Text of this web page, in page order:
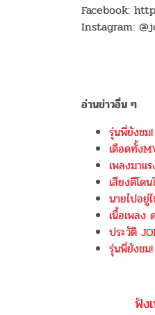
Facebook:
Instagram:
อ่านข่าวอื่น ๆ
รุ่นพี่ยังชม
เดือดทั้ง
เพลงมาแ
เสียงดีโด
นายไปอ
เนื้อเพลง
ประวัติ
รุ่นพี่ยังชม
ฟัง